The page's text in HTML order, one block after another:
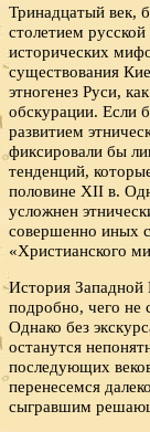
Тринадцатый век,
столетием
исторических
существования
этногенез Руси,
обскурации. Если
развитием
фиксировали бы
тенденций,
половине XII в.
усложнен
совершенно иных
«Христианского
История
подробно, чего не
Однако без
останутся
последующих
перенесемся
сыгравшим